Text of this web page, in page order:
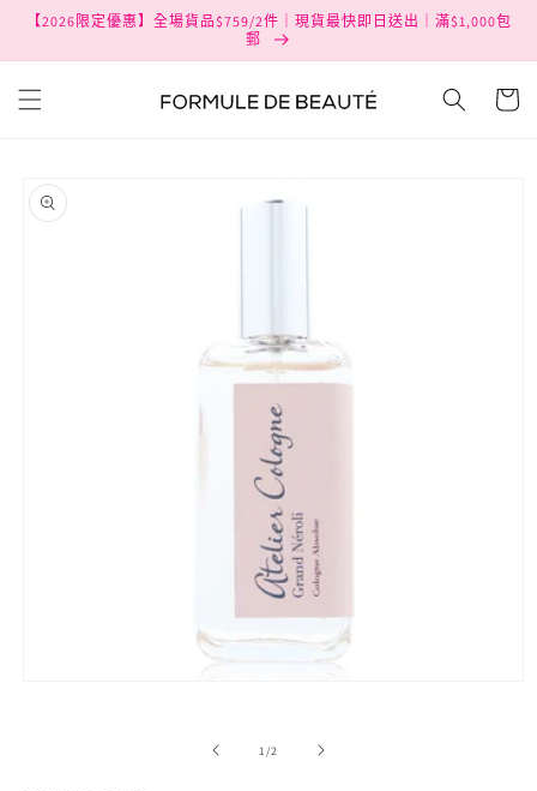
跳至內
【2026限定優惠】全場貨品$759/2件｜現貨最快即日送出｜滿$1,000包
郵
購
物
略過產
品資訊
1//2